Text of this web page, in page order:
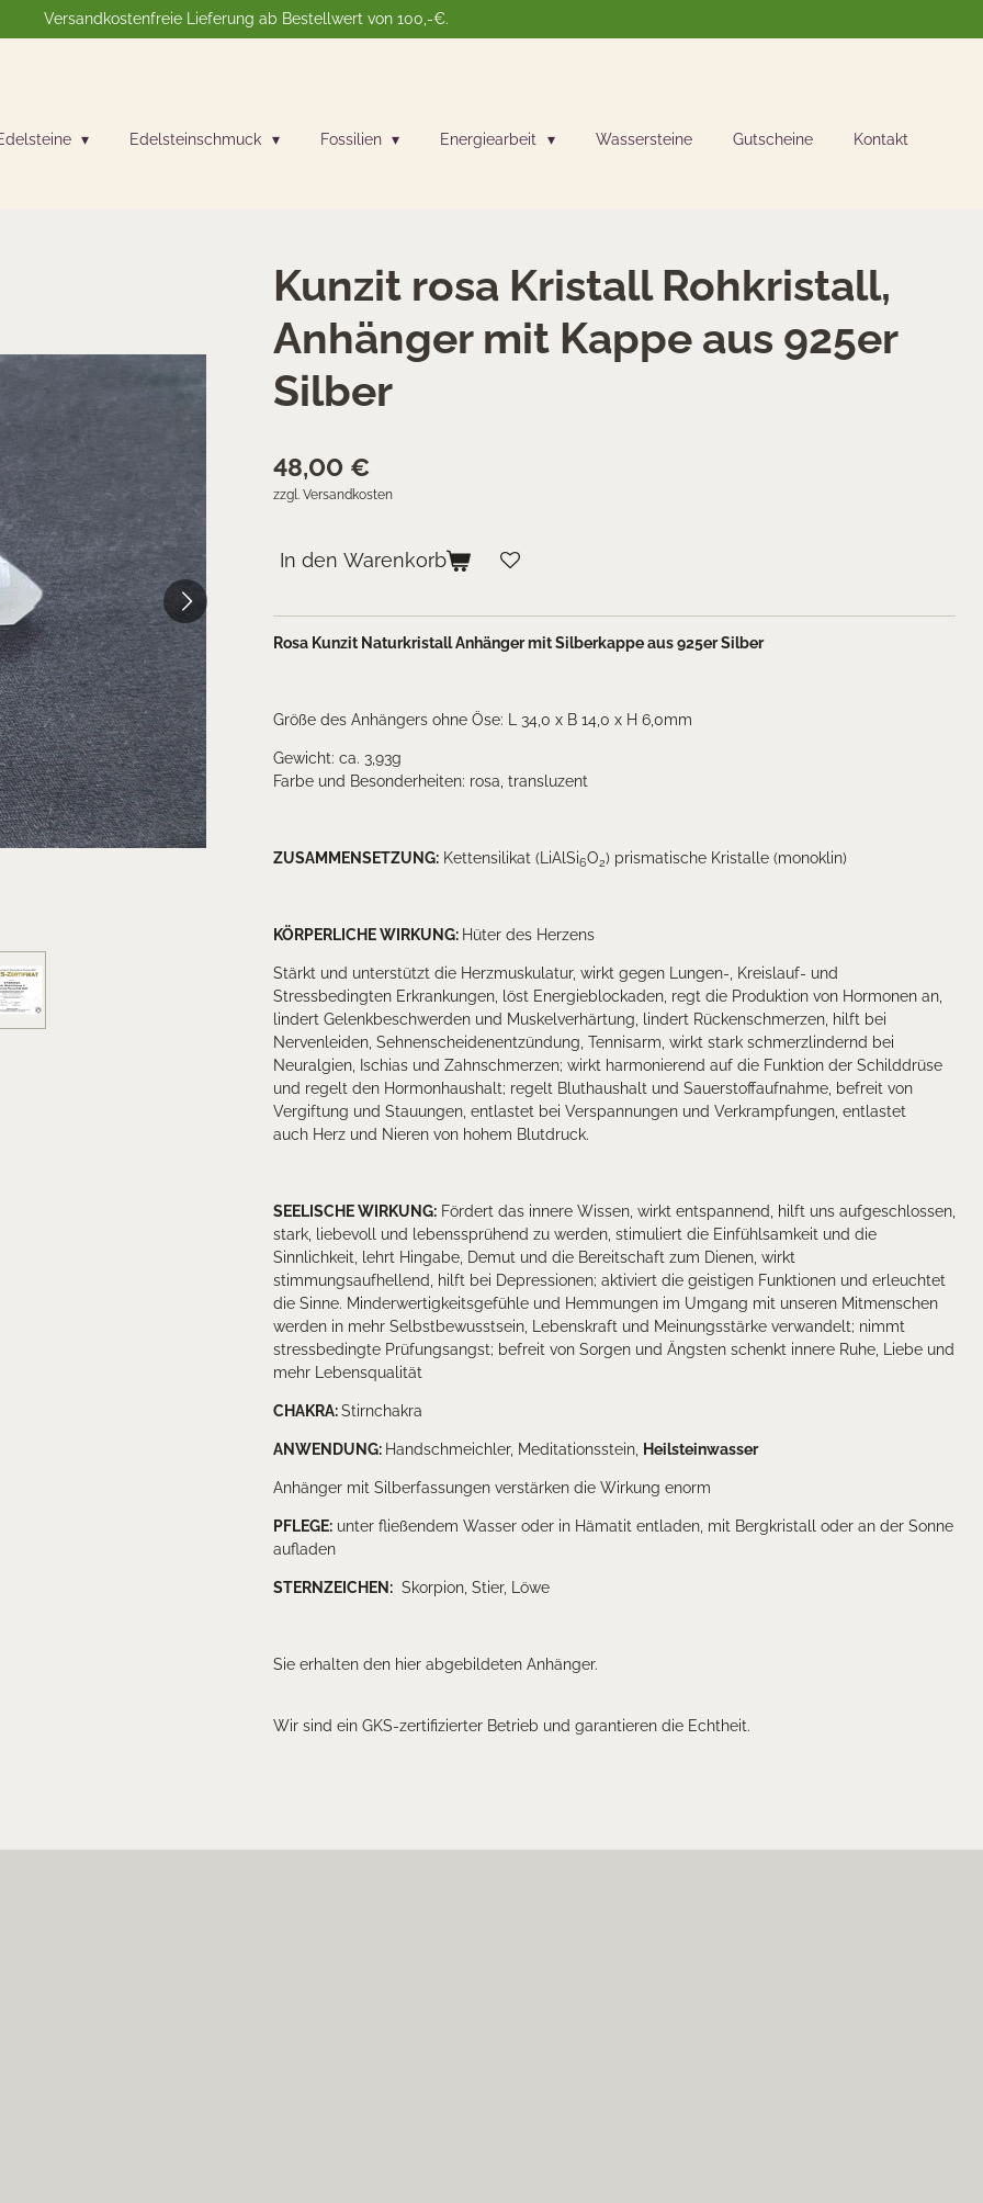
Versandkostenfreie Lieferung ab Bestellwert von 100,-€.
Edelsteinschmuck Fossilien Energiearbeit Wassersteine Gutscheine Kontakt
Kunzit rosa Kristall Rohkristall,
Anhänger mit Kappe aus 925er
Silber
48,00 €
zzgl. Versandkosten
In den Warenkorb
Rosa Kunzit Naturkristall Anhänger mit Silberkappe aus 925er Silber
Größe des Anhängers ohne Öse: L 34,0 x B 14,0 x H 6,0mm
Gewicht: ca. 3,93g
Farbe und Besonderheiten: rosa, transluzent
ZUSAMMENSETZUNG: Kettensilikat (LiAlSi6O2) prismatische Kristalle (monoklin)
KÖRPERLICHE WIRKUNG: Hüter des Herzens
Stärkt und unterstützt die Herzmuskulatur, wirkt gegen Lungen-, Kreislauf- und
Stressbedingten Erkrankungen, löst Energieblockaden, regt die Produktion von Hormonen an,
lindert Gelenkbeschwerden und Muskelverhärtung, lindert Rückenschmerzen, hilft bei
Nervenleiden, Sehnenscheidenentzündung, Tennisarm, wirkt stark schmerzlindernd bei
Neuralgien, Ischias und Zahnschmerzen; wirkt harmonierend auf die Funktion der Schilddrüse
und regelt den Hormonhaushalt; regelt Bluthaushalt und Sauerstoffaufnahme, befreit von
Vergiftung und Stauungen, entlastet bei Verspannungen und Verkrampfungen, entlastet
auch Herz und Nieren von hohem Blutdruck.
SEELISCHE WIRKUNG: Fördert das innere Wissen, wirkt entspannend, hilft uns aufgeschlossen,
stark, liebevoll und lebenssprühend zu werden, stimuliert die Einfühlsamkeit und die
Sinnlichkeit, lehrt Hingabe, Demut und die Bereitschaft zum Dienen, wirkt
stimmungsaufhellend, hilft bei Depressionen; aktiviert die geistigen Funktionen und erleuchtet
die Sinne. Minderwertigkeitsgefühle und Hemmungen im Umgang mit unseren Mitmenschen
werden in mehr Selbstbewusstsein, Lebenskraft und Meinungsstärke verwandelt; nimmt
stressbedingte Prüfungsangst; befreit von Sorgen und Ängsten schenkt innere Ruhe, Liebe und
mehr Lebensqualität
CHAKRA:Stirnchakra
ANWENDUNG: Handschmeichler, Meditationsstein, Heilsteinwasser
Anhänger mit Silberfassungen verstärken die Wirkung enorm
PFLEGE: unter fließendem Wasser oder in Hämatit entladen, mit Bergkristall oder an der Sonne
aufladen
STERNZEICHEN: Skorpion, Stier, Löwe
Sie erhalten den hier abgebildeten Anhänger.
Wir sind ein GKS-zertifizierter Betrieb und garantieren die Echtheit.